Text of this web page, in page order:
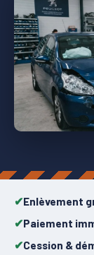
Enlèvement
Paiement
Cession &